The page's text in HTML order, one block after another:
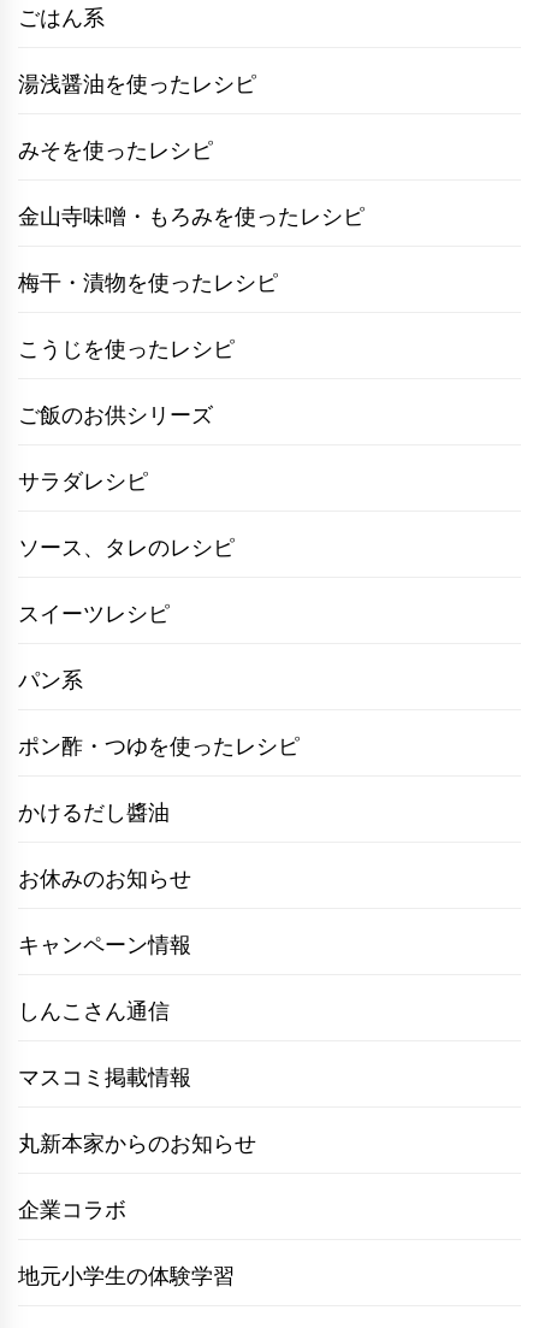
ごはん系
湯浅醤油を使ったレシピ
みそを使ったレシピ
金山寺味噌・もろみを使ったレシピ
梅干・漬物を使ったレシピ
こうじを使ったレシピ
ご飯のお供シリーズ
サラダレシピ
ソース、タレのレシピ
スイーツレシピ
パン系
ポン酢・つゆを使ったレシピ
かけるだし醬油
お休みのお知らせ
キャンペーン情報
しんこさん通信
マスコミ掲載情報
丸新本家からのお知らせ
企業コラボ
地元小学生の体験学習